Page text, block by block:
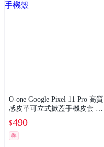
O-one Google Pixel 11 Pro 高質
感皮革可立式掀蓋手機皮套 手
$490
券